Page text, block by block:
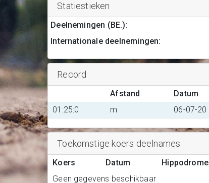
Statiestieken
Deelnemingen (BE.):
Internationale deelnemingen:
Record
Afstand Datum
01:25:0
m 06-07-20
Toekomstige koers deelnames
Koers Datum Hippodrome
Geen gegevens beschikbaar